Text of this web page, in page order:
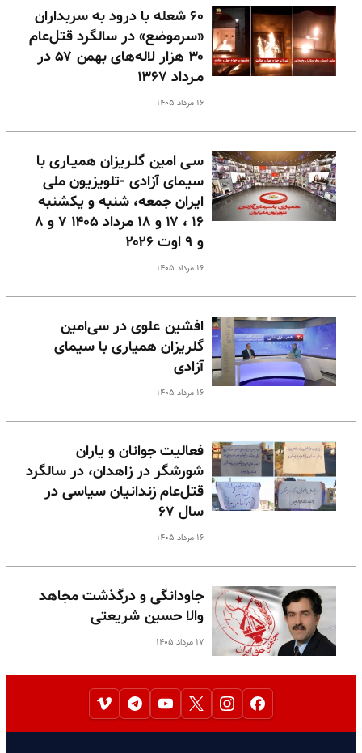
۶۰ شعله با درود به سربداران
«سرموضع» در سالگرد قتل‌عام
۳۰ هزار لاله‌های بهمن ۵۷ در
مـرداد ۱۳۶۷
۱۶ مرداد ۱۴۰۵
سـی امین گلـریزان همیـاری با
سیمای آزادی -تلویزیون ملی
ایران جمعه، شنبه و یکشنبه
۱۶ ، ۱۷ و ۱۸ مرداد ۱۴۰۵ ۷ و ۸
و ۹ اوت ۲۰۲۶
۱۶ مرداد ۱۴۰۵
افشین علوی در سی‌امین
گلریزان همیاری با سیمای
آزادی
۱۶ مرداد ۱۴۰۵
فعالیت جوانان و یاران
شورشگر در زاهدان، در سالگرد
قتل‌عام زندانیان سیاسی در
سال ۶۷
۱۶ مرداد ۱۴۰۵
جاودانگی و درگذشت مجاهد
والا حسین شریعتی
۱۷ مرداد ۱۴۰۵